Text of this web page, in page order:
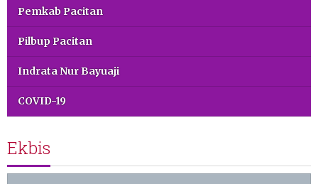
Pemkab Pacitan
Pilbup Pacitan
Indrata Nur Bayuaji
COVID-19
Ekbis